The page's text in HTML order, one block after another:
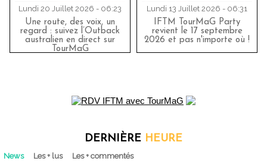
Lundi 20 Juillet 2026 - 06:23
Une route, des voix, un
regard : suivez l’Outback
australien en direct sur
TourMaG
Lundi 13 Juillet 2026 - 06:31
IFTM TourMaG Party
revient le 17 septembre
2026 et pas n'importe où !
DERNIÈRE HEURE
News Les + lus Les + commentés